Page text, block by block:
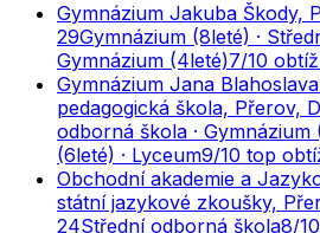
Gymnázium Jakuba Škody,
29Gymnázium (8leté) ·
Gymnázium (4leté)7/10
Gymnázium Jana
pedagogická škola, Přerov,
odborná škola · Gymnázium
(6leté) · Lyceum9/10 top
Obchodní akademie a
státní jazykové zkoušky,
24Střední odborná škola8/10